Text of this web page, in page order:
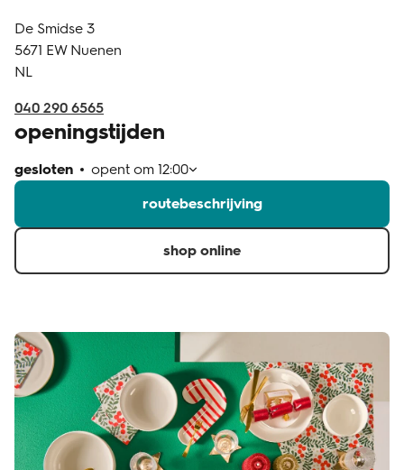
klantenservice
De Smidse 3
5671 EW Nuenen
NL
040 290 6565
openingstijden
gesloten opent om 12:00
routebeschrijving
shop online